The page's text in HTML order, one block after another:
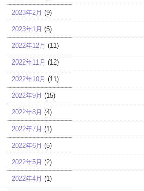
2023年2月 (9)
2023年1月 (5)
2022年12月 (11)
2022年11月 (12)
2022年10月 (11)
2022年9月 (15)
2022年8月 (4)
2022年7月 (1)
2022年6月 (5)
2022年5月 (2)
2022年4月 (1)